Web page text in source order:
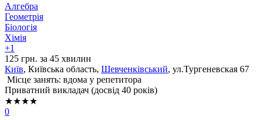
Алгебра
Геометрія
Біологія
Хімія
+1
125 грн. за 45 хвилин
Київ, Київська область, Шевченківський, ул.Тургеневская 67
Місце занять: вдома у репетитора
Приватний викладач (досвід 40 років)
★★★★
0